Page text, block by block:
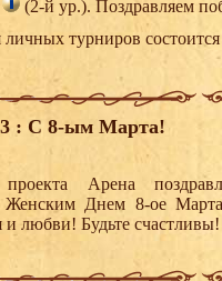
(2-й ур.). Поздравляем
турниров состоится
: С 8-ым Марта!
проекта Арена
Днем 8-ое
и любви! Будьте счастливы!